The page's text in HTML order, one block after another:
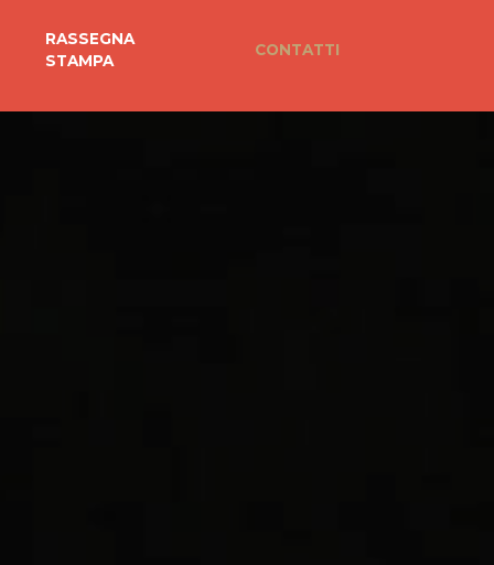
RASSEGNA
STAMPA
CONTATTI